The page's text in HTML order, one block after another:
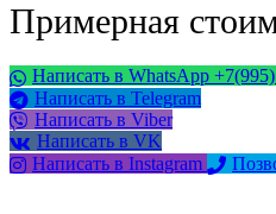
Примерная
Написать в WhatsApp
Написать в Telegram
Написать в Viber
Написать в VK
Написать в Instagram